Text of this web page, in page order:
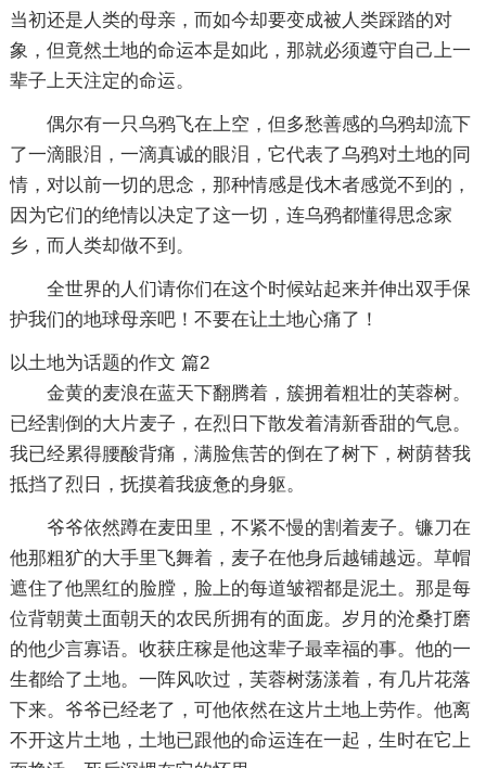
当初还是人类的母亲，而如今却要变成被人类踩踏的对
象，但竟然土地的命运本是如此，那就必须遵守自己上一
辈子上天注定的命运。
偶尔有一只乌鸦飞在上空，但多愁善感的乌鸦却流下
了一滴眼泪，一滴真诚的眼泪，它代表了乌鸦对土地的同
情，对以前一切的思念，那种情感是伐木者感觉不到的，
因为它们的绝情以决定了这一切，连乌鸦都懂得思念家
乡，而人类却做不到。
全世界的人们请你们在这个时候站起来并伸出双手保
护我们的地球母亲吧！不要在让土地心痛了！
以土地为话题的作文 篇2
金黄的麦浪在蓝天下翻腾着，簇拥着粗壮的芙蓉树。
已经割倒的大片麦子，在烈日下散发着清新香甜的气息。
我已经累得腰酸背痛，满脸焦苦的倒在了树下，树荫替我
抵挡了烈日，抚摸着我疲惫的身躯。
爷爷依然蹲在麦田里，不紧不慢的割着麦子。镰刀在
他那粗犷的大手里飞舞着，麦子在他身后越铺越远。草帽
遮住了他黑红的脸膛，脸上的每道皱褶都是泥土。那是每
位背朝黄土面朝天的农民所拥有的面庞。岁月的沧桑打磨
的他少言寡语。收获庄稼是他这辈子最幸福的事。他的一
生都给了土地。一阵风吹过，芙蓉树荡漾着，有几片花落
下来。爷爷已经老了，可他依然在这片土地上劳作。他离
不开这片土地，土地已跟他的命运连在一起，生时在它上